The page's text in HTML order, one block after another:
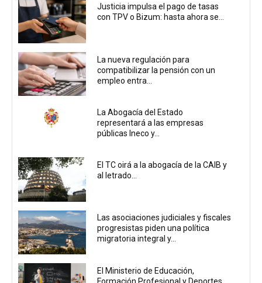
Justicia impulsa el pago de tasas
con TPV o Bizum: hasta ahora se...
La nueva regulación para
compatibilizar la pensión con un
empleo entra...
La Abogacía del Estado
representará a las empresas
públicas Ineco y...
El TC oirá a la abogacía de la CAIB y
al letrado...
Las asociaciones judiciales y fiscales
progresistas piden una política
migratoria integral y...
El Ministerio de Educación,
Formación Profesional y Deportes